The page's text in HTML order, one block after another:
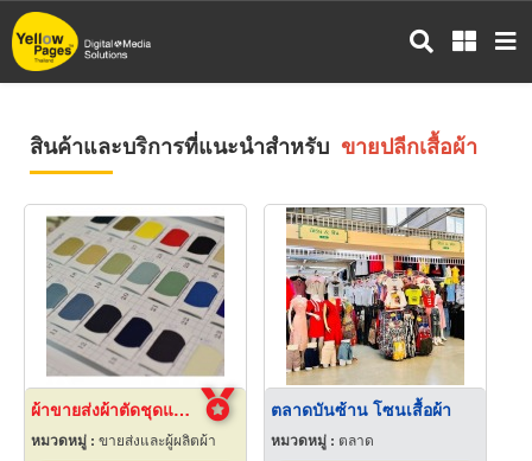
ข้าม
ไป
สินค้าและบริการที่แนะนำสำหรับ ขายปลีกเสื้อผ้า
ผ้าขายส่งผ้าตัดชุดแฟชั่น
หมวดหมู่ : ขายส่งและผู้ผลิตผ้า
ตลาดบันซ้าน โซนเสื้อผ้า
หมวดหมู่ : ตลาด